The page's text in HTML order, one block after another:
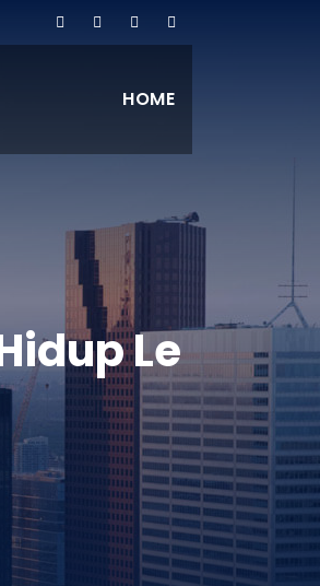
HOME
Le